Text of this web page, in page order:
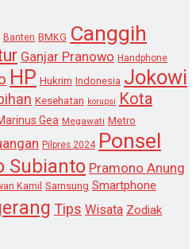
Banten BMKG Canggih
Ganjar Pranowo Handphone
HP Hukrim Indonesia Jokowi
Kesehatan korupsi Kota
Gea Megawati Metro
Pilpres 2024 Ponsel
Subianto Pramono Anung
Kamil Samsung Smartphone
Tips Wisata Zodiak